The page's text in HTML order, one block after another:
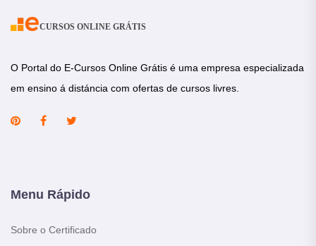
CURSOS ONLINE GRÁTIS
O Portal do E-Cursos Online Grátis é uma empresa especializada
em ensino á distáncia com ofertas de cursos livres.
Menu Rápido
Sobre o Certificado